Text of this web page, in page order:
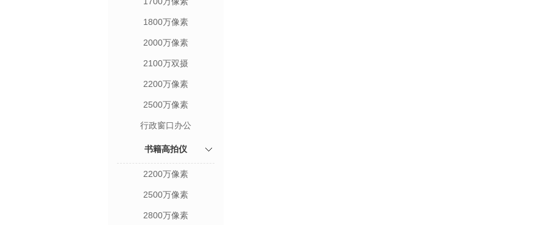
1800万像素
2000万像素
2100万双摄
2200万像素
2500万像素
行政窗口办公
书籍高拍仪
2200万像素
2500万像素
2800万像素